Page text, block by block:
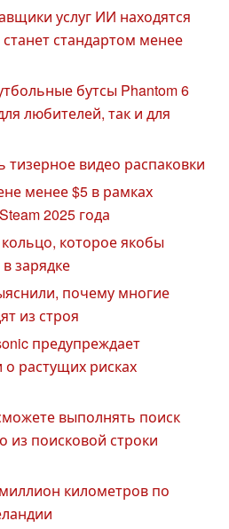
услуг ИИ находятся
стандартом менее
бутсы Phantom 6
любителей, так и для
тизерное видео распаковки
менее $5 в рамках
2025 года
которое якобы
зарядке
почему многие
из строя
предупреждает
растущих рисках
выполнять поиск
из поисковой строки
километров по